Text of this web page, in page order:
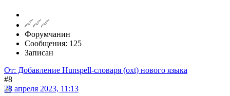
Форумчанин
Сообщения: 125
Записан
От: Добавление Hunspell-словаря (oxt) нового языка
#8
28 апреля 2023, 11:13